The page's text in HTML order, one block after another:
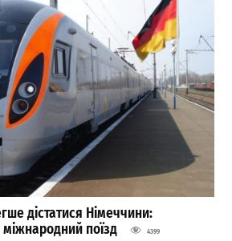
дістатися Німеччини:
поїзд
4399